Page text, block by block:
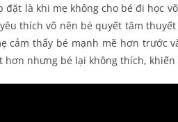
là khi mẹ không cho bé đi học
thích võ nên bé quyết tâm
cảm thấy bé mạnh mẽ hơn trước
nhưng bé lại không thích,